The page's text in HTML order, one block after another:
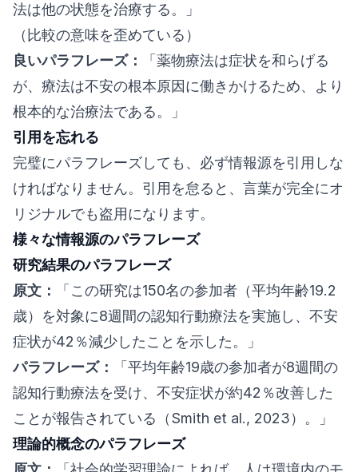
法は他の状態を治療する。」
（比較の意味を歪めている）
良いパラフレーズ：
「薬物療法は症状を和らげる
が、療法は不安の根本原因に働きかけるため、より
根本的な治療法である。」
引用を忘れる
完璧にパラフレーズしても、必ず情報源を引用しな
ければなりません。引用を怠ると、言葉が完全にオ
リジナルでも盗用になります。
様々な情報源のパラフレーズ
研究結果のパラフレーズ
原文：
「この研究は150名の参加者（平均年齢19.2
歳）を対象に8週間の認知行動療法を実施し、不安
症状が42％減少したことを示した。」
パラフレーズ：
「平均年齢19歳の参加者が8週間の
認知行動療法を受け、不安症状が約42％改善した
ことが報告されている（Smith et al., 2023）。」
理論的概念のパラフレーズ